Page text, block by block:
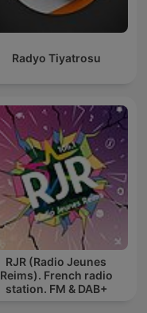
Radyo Tiyatrosu
RJR (Radio Jeunes
Reims). French radio
station. FM & DAB+